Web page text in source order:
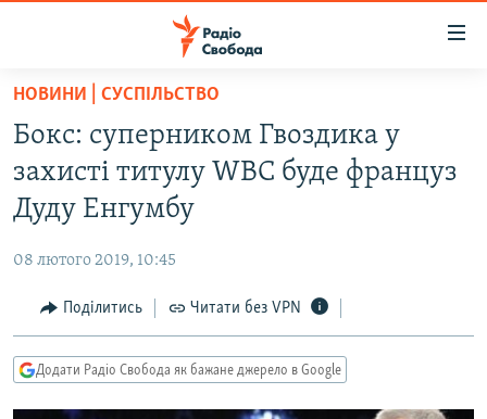
Перейти
основного
матеріалу
Перейти
до
основної
Перейти
до
пошуку
ВСЕ ЗА ДОБУ
СТАТТІ
СУСПІЛЬСТВО
РОСІЙСЬКА «ФІЛЬТРАЦІЯ»
ДОНБАС.РЕАЛІЇ
ТИ ЯК?
НОВИНИ | СУСПІЛЬСТВО
Бокс: суперником Гвоздика у
захисті титулу WBC буде француз
Дуду Енгумбу
08 лютого 2019, 10:45
Поділитись Читати без VPN
Додати Радіо Свобода як бажане джерело в Google